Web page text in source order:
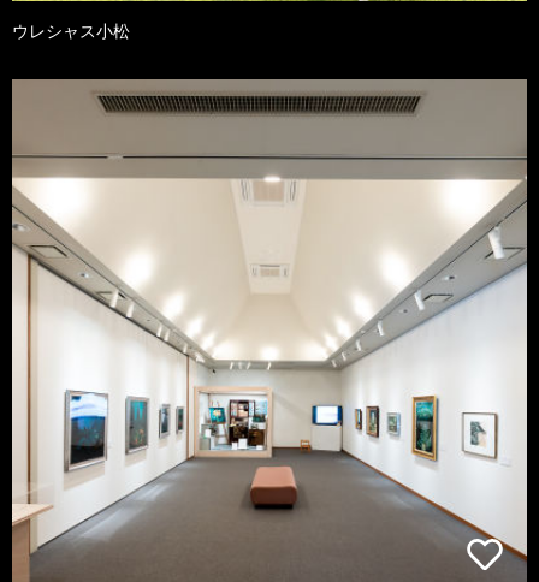
ウレシャス小松